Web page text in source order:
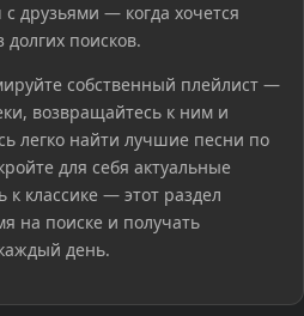
друзьями — когда хочется
поисков.
собственный плейлист —
возвращайтесь к ним и
легко найти лучшие песни по
для себя актуальные
классике — этот раздел
на поиске и получать
день.